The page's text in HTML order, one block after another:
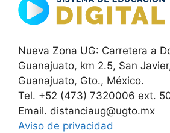
Nueva Zona UG: Carretera a
Guanajuato, km 2.5, San
Guanajuato, Gto., México.
Tel. +52 (473) 7320006 ext.
Email. distanciaug@ugto.mx
Aviso de privacidad